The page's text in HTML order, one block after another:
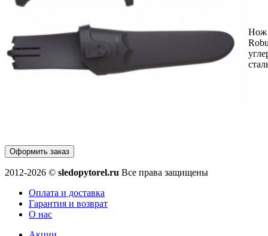
Нож
Оформить заказ
2012-2026 © sledopytorel.ru Все права защищены
Оплата и доставка
Гарантия и возврат
О нас